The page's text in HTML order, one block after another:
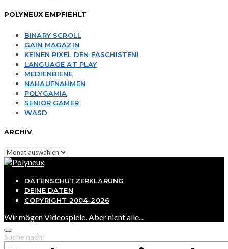
POLYNEUX EMPFIEHLT
BINARY SCROLL
GAIN MAGAZIN
KEINEN PIXEL DEN FASCHISTEN!
LANGUAGE AT PLAY
MEDIENBIENE
NAHAUFNAHMEN
POLYGAMIA
SENIOR GAMER
WASD
ARCHIV
Archiv
DATENSCHUTZERKLÄRUNG
DEINE DATEN
COPYRIGHT 2004-2026
Wir mögen Videospiele. Aber nicht alle...
Suche nach: